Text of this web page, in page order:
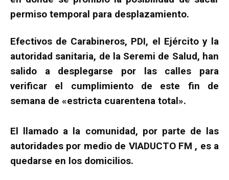
permiso temporal para desplazamiento.
Efectivos de Carabineros, PDI, el Ejército y la
autoridad sanitaria, de la Seremi de Salud, han
salido a desplegarse por las calles para
verificar el cumplimiento de este fin de
semana de «estricta cuarentena total».
El llamado a la comunidad, por parte de las
autoridades por medio de VIADUCTO FM , es a
quedarse en los domicilios.